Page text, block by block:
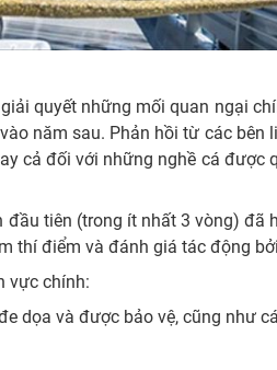
quyết những mối quan ngại
năm sau. Phản hồi từ các bên
cả đối với những nghề cá
đầu tiên (trong ít nhất 3 vòng)
thí điểm và đánh giá tác động
vực chính:
dọa và được bảo vệ, cũng như